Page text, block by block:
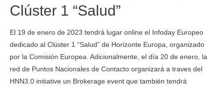
Clúster 1 “Salud”
El 19 de enero de 2023 tendrá lugar online el Infoday Europeo
dedicado al Clúster 1 “Salud” de Horizonte Europa, organizado
por la Comisión Europea. Adicionalmente, el día 20 de enero, la
red de Puntos Nacionales de Contacto organizará a traves del
HNN3.0 initiative un Brokerage event que también tendrá